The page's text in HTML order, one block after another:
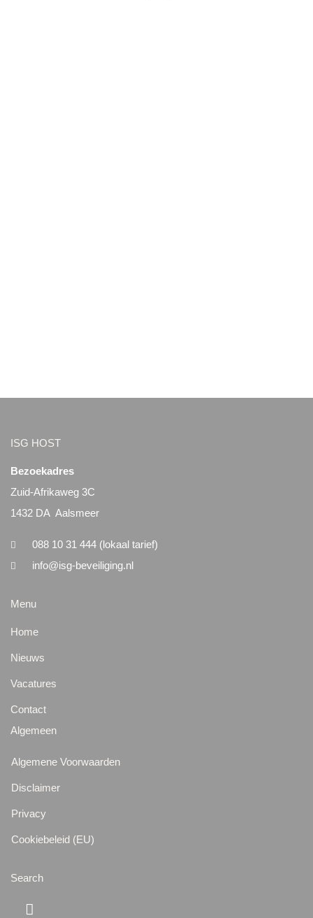
ISG HOST
Bezoekadres
Zuid-Afrikaweg 3C
1432 DA Aalsmeer
088 10 31 444 (lokaal tarief)
info@isg-beveiliging.nl
Menu
Home
Nieuws
Vacatures
Contact
Algemeen
Algemene Voorwaarden
Disclaimer
Privacy
Cookiebeleid (EU)
Search